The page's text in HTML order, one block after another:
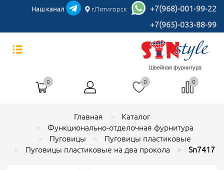
Наш канал г.Пятигорск
+7(968)-001-99-22
+7(965)-033-88-99
Швейная фурнитура
0 0 0
Главная
Каталог
Функционально-отделочная фурнитура
Пуговицы
Пуговицы пластиковые
Пуговицы пластиковые на два прокола
Sn7417